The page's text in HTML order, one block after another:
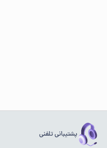
پشتیبانی تلفنی